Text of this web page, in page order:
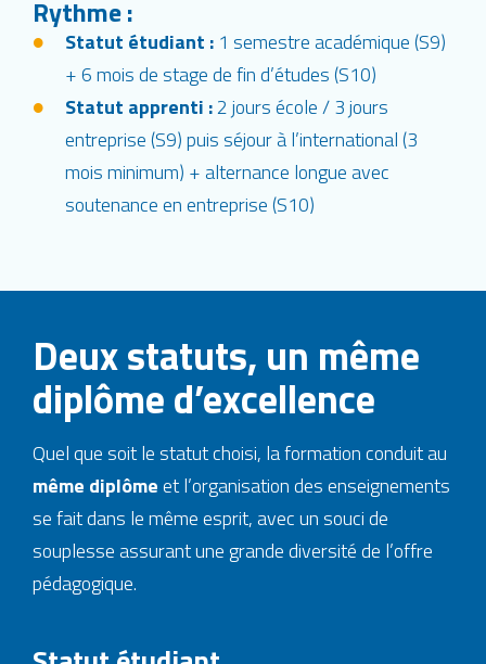
Rythme :
Statut étudiant : 1 semestre académique (S9)
+ 6 mois de stage de fin d’études (S10)
Statut apprenti :2 jours école / 3 jours
entreprise (S9) puis séjour à l’international (3
mois minimum) + alternance longue avec
soutenance en entreprise (S10)
Deux statuts, un même
diplôme d’excellence
Quel que soit le statut choisi, la formation conduit au
même diplômeet l’organisation des enseignements
se fait dans le même esprit, avec un souci de
souplesse assurant une grande diversité de l’offre
pédagogique.